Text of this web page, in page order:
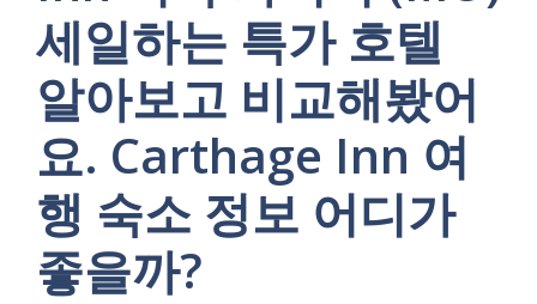
세일하는 특가 호텔
알아보고 비교해봤어
요. Carthage Inn 여
행 숙소 정보 어디가
좋을까?